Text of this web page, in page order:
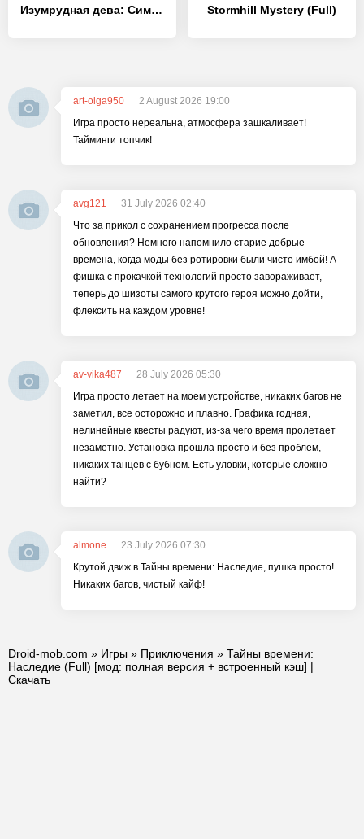
Изумрудная дева: Симфония снов (Full) Stormhill Mystery (Full)
art-olga950
2 August 2026 19:00
Игра просто нереальна, атмосфера зашкаливает!
Тайминги топчик!
avg121
31 July 2026 02:40
Что за прикол с сохранением прогресса после
обновления? Немного напомнило старие добрые
времена, когда моды без ротировки были чисто имбой! А
фишка с прокачкой технологий просто завораживает,
теперь до шизоты самого крутого героя можно дойти,
флексить на каждом уровне!
av-vika487
28 July 2026 05:30
Игра просто летает на моем устройстве, никаких багов не
заметил, все осторожно и плавно. Графика годная,
нелинейные квесты радуют, из-за чего время пролетает
незаметно. Установка прошла просто и без проблем,
никаких танцев с бубном. Есть уловки, которые сложно
найти?
almone
23 July 2026 07:30
Крутой движ в Тайны времени: Наследие, пушка просто!
Никаких багов, чистый кайф!
Droid-mob.com » Игры » Приключения » Тайны времени:
Наследие (Full) [мод: полная версия + встроенный кэш] |
Скачать